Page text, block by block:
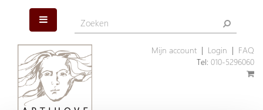
Mijn account| Login
FAQ
Tel: 010-5296060